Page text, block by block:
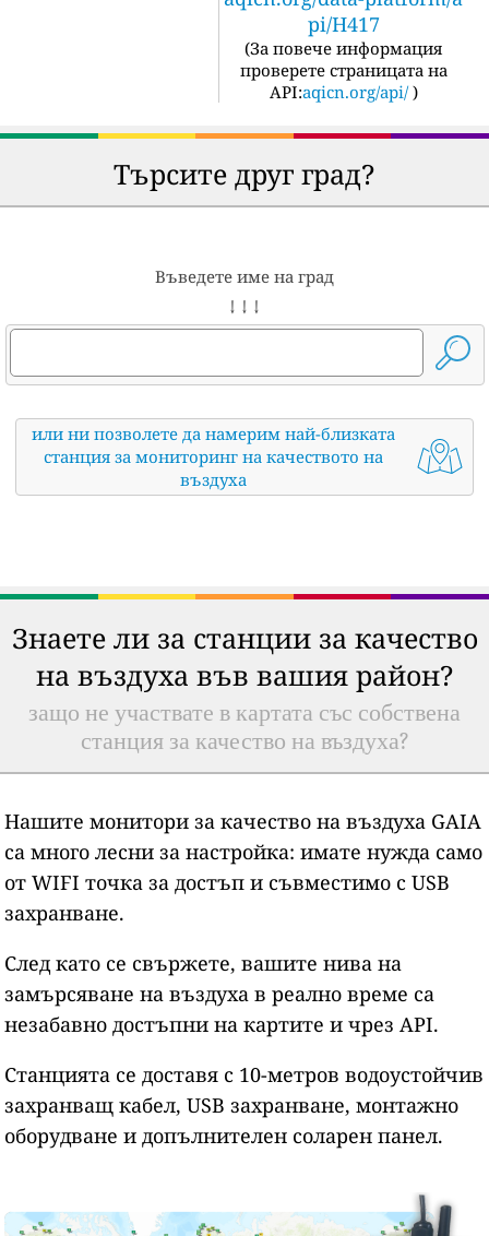
pi/H417
(За повече информация
проверете страницата на
API:aqicn.org/api/ )
Търсите друг град?
Въведете име на град
↓ ↓ ↓
или ни позволете да намерим най-близката
станция за мониторинг на качеството на
въздуха
Знаете ли за станции за качество
на въздуха във вашия район?
защо не участвате в картата със собствена
станция за качество на въздуха?
Нашите монитори за качество на въздуха GAIA
са много лесни за настройка: имате нужда само
от WIFI точка за достъп и съвместимо с USB
захранване.
След като се свържете, вашите нива на
замърсяване на въздуха в реално време са
незабавно достъпни на картите и чрез API.
Станцията се доставя с 10-метров водоустойчив
захранващ кабел, USB захранване, монтажно
оборудване и допълнителен соларен панел.